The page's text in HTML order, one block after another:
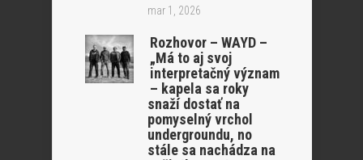
mar 1, 2026
Rozhovor – WAYD –
„Má to aj svoj
interpretačný význam
– kapela sa roky
snaží dostať na
pomyselný vrchol
undergroundu, no
stále sa nachádza na